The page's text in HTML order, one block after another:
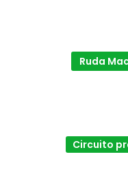
Ruda
Circuito